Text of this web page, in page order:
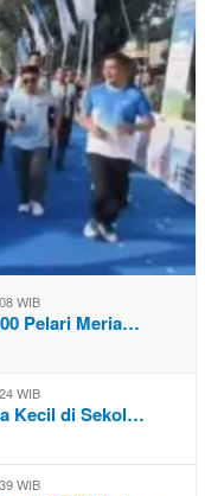
WIB
Pelari Meria…
WIB
Kecil di Sekol…
WIB